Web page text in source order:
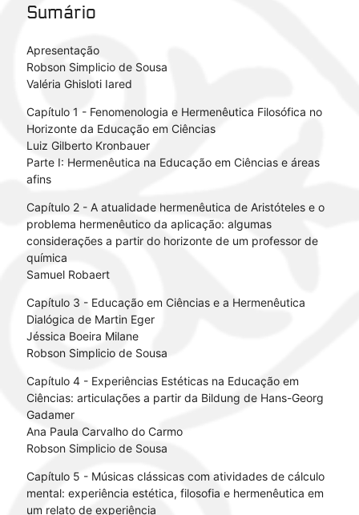
Sumário
Apresentação
Robson Simplicio de Sousa
Valéria Ghisloti Iared
Capítulo 1 - Fenomenologia e Hermenêutica Filosófica no
Horizonte da Educação em Ciências
Luiz Gilberto Kronbauer
Parte I: Hermenêutica na Educação em Ciências e áreas
afins
Capítulo 2 - A atualidade hermenêutica de Aristóteles e o
problema hermenêutico da aplicação: algumas
considerações a partir do horizonte de um professor de
química
Samuel Robaert
Capítulo 3 - Educação em Ciências e a Hermenêutica
Dialógica de Martin Eger
Jéssica Boeira Milane
Robson Simplicio de Sousa
Capítulo 4 - Experiências Estéticas na Educação em
Ciências: articulações a partir da Bildung de Hans-Georg
Gadamer
Ana Paula Carvalho do Carmo
Robson Simplicio de Sousa
Capítulo 5 - Músicas clássicas com atividades de cálculo
mental: experiência estética, filosofia e hermenêutica em
um relato de experiência